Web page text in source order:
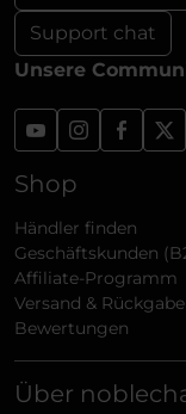
Support chat
Unsere
Shop
Händler finden
Geschäftskunden
Affiliate-Programm
Versand & Rückgabe
Bewertungen
Über